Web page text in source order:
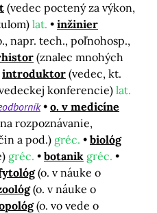
(vedec poctený za výkon,
lat.
inžinier
napr. tech., poľnohosp.,
(znalec mnohých
introduktor (vedec, kt.
konferencie) lat.
o. v medicíne
rozpoznávanie,
a pod.) gréc.
biológ
gréc. botanik gréc.
(o. v náuke o
(o. v náuke o
(o. vo vede o